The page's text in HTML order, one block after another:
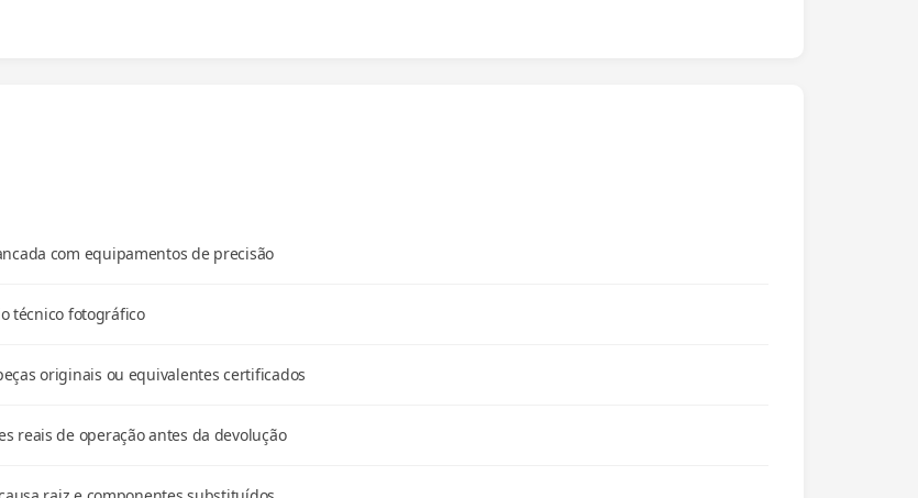
com equipamentos de precisão
técnico fotográfico
originais ou equivalentes certificados
reais de operação antes da devolução